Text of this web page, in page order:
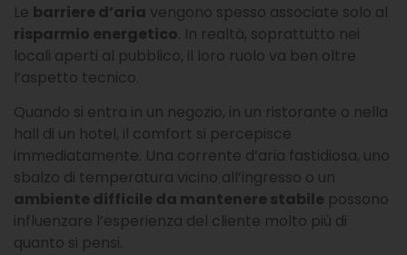
Le barriere d’aria vengono spesso associate solo al
risparmio energetico. In realtà, soprattutto nei
locali aperti al pubblico, il loro ruolo va ben oltre
l’aspetto tecnico.
Quando si entra in un negozio, in un ristorante o nella
hall di un hotel, il comfort si percepisce
immediatamente. Una corrente d’aria fastidiosa, uno
sbalzo di temperatura vicino all’ingresso o un
ambiente difficile da mantenere stabile possono
influenzare l’esperienza del cliente molto più di
quanto si pensi.